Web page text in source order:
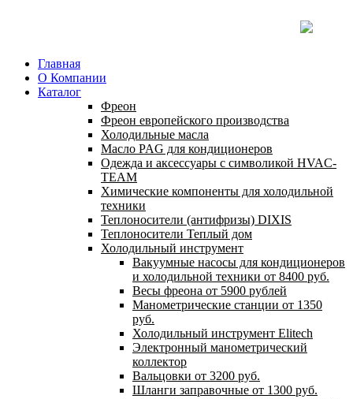
Главная
О Компании
Каталог
Фреон
Фреон европейского производства
Холодильные масла
Масло PAG для кондиционеров
Одежда и аксессуары с символикой HVAC-
TEAM
Химические компоненты для холодильной
техники
Теплоносители (антифризы) DIXIS
Теплоносители Теплый дом
Холодильный инструмент
Вакуумные насосы для кондиционеров
и холодильной техники от 8400 руб.
Весы фреона от 5900 рублей
Манометрические станции от 1350
руб.
Холодильный инструмент Elitech
Электронный манометрический
коллектор
Вальцовки от 3200 руб.
Шланги заправочные от 1300 руб.